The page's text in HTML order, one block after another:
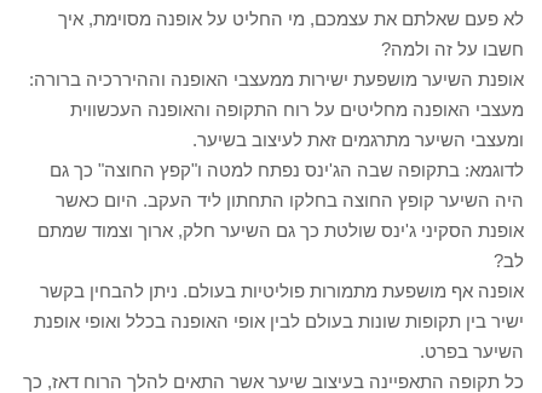
לא פעם שאלתם את עצמכם, מי החליט על אופנה מסוימת, איך
חשבו על זה ולמה?
אופנת השיער מושפעת ישירות ממעצבי האופנה וההיררכיה ברורה:
מעצבי האופנה מחליטים על רוח התקופה והאופנה העכשווית
ומעצבי השיער מתרגמים זאת לעיצוב בשיער.
לדוגמא: בתקופה שבה הג'ינס נפתח למטה ו"קפץ החוצה" כך גם
היה השיער קופץ החוצה בחלקו התחתון ליד העקב. היום כאשר
אופנת הסקיני ג'ינס שולטת כך גם השיער חלק, ארוך וצמוד שמתם
לב?
אופנה אף מושפעת מתמורות פוליטיות בעולם. ניתן להבחין בקשר
ישיר בין תקופות שונות בעולם לבין אופי האופנה בכלל ואופי אופנת
השיער בפרט.
כל תקופה התאפיינה בעיצוב שיער אשר התאים להלך הרוח דאז, כך